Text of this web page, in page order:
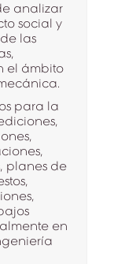
analizar
social y
las
el ámbito
para la
planes de
en